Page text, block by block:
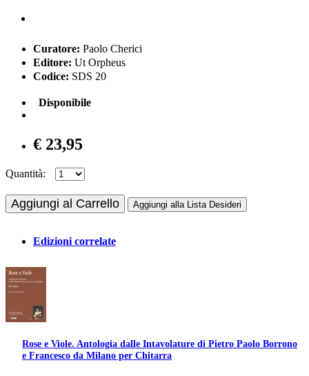
Curatore: Paolo Cherici
Editore: Ut Orpheus
Codice: SDS 20
Disponibile
€ 23,95
Quantità:
Aggiungi al Carrello Aggiungi alla Lista Desideri
Edizioni correlate
Rose e Viole. Antologia dalle Intavolature di Pietro Paolo Borrono
e Francesco da Milano per Chitarra